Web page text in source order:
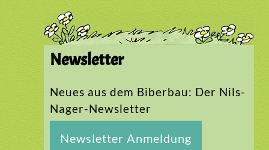
Newsletter
Neues aus dem Biberbau: Der Nils-
Nager-Newsletter
Newsletter Anmeldung